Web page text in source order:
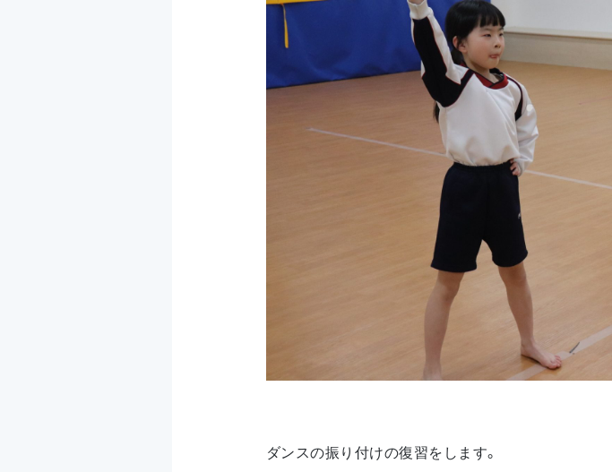
ダンスの振り付けの復習をします。